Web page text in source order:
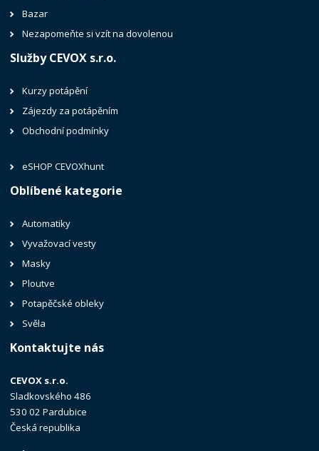
Bazar
Nezapomeňte si vzít na dovolenou
Služby CEVOX s.r.o.
Kurzy potápění
Zájezdy za potápěním
Obchodní podmínky
eSHOP CEVOXhunt
Oblíbené kategorie
Automatiky
Vyvažovací vesty
Masky
Ploutve
Potapěčské obleky
Svěla
Kontaktujte nás
CEVOX s.r.o.
Sladkovského 486
530 02 Pardubice
Česká republika